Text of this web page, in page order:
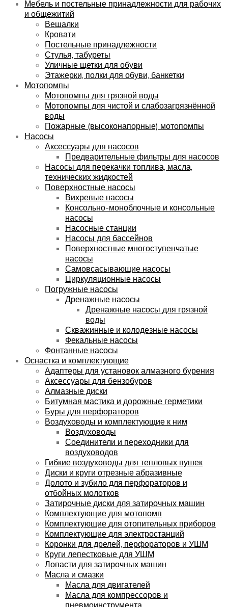
Мебель и постельные принадлежности для рабочих
и общежитий
Вешалки
Кровати
Постельные принадлежности
Стулья, табуреты
Уличные щетки для обуви
Этажерки, полки для обуви, банкетки
Мотопомпы
Мотопомпы для грязной воды
Мотопомпы для чистой и слабозагрязнённой
воды
Пожарные (высоконапорные) мотопомпы
Насосы
Аксессуары для насосов
Предварительные фильтры для насосов
Насосы для перекачки топлива, масла,
технических жидкостей
Поверхностные насосы
Вихревые насосы
Консольно-моноблочные и консольные
насосы
Насосные станции
Насосы для бассейнов
Поверхностные многоступенчатые
насосы
Самовсасывающие насосы
Циркуляционные насосы
Погружные насосы
Дренажные насосы
Дренажные насосы для грязной
воды
Скважинные и колодезные насосы
Фекальные насосы
Фонтанные насосы
Оснастка и комплектующие
Адаптеры для установок алмазного бурения
Аксессуары для бензобуров
Алмазные диски
Битумная мастика и дорожные герметики
Буры для перфораторов
Воздуховоды и комплектующие к ним
Воздуховоды
Соединители и переходники для
воздуховодов
Гибкие воздуховоды для тепловых пушек
Диски и круги отрезные абразивные
Долото и зубило для перфораторов и
отбойных молотков
Затирочные диски для затирочных машин
Комплектующие для мотопомп
Комплектующие для отопительных приборов
Комплектующие для электростанций
Коронки для дрелей, перфораторов и УШМ
Круги лепестковые для УШМ
Лопасти для затирочных машин
Масла и смазки
Масла для двигателей
Масла для компрессоров и
пневмоинструмента